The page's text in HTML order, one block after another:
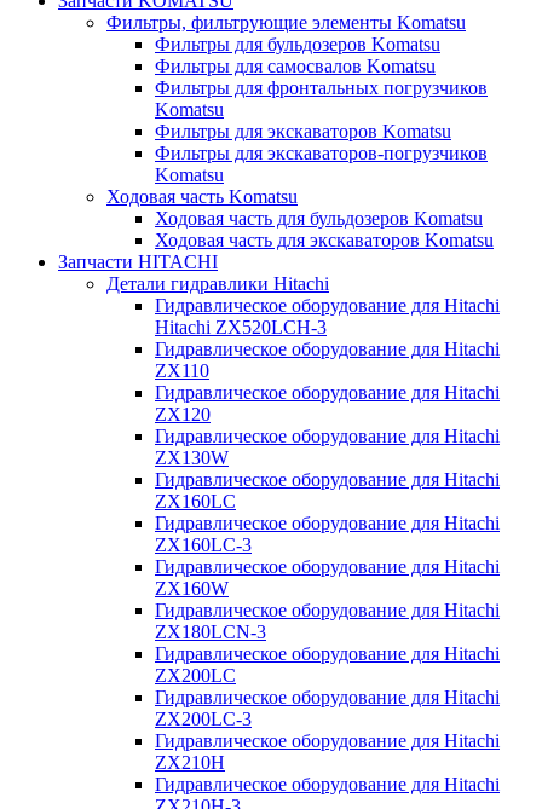
Фильтры, фильтрующие элементы Komatsu
Фильтры для бульдозеров Komatsu
Фильтры для самосвалов Komatsu
Фильтры для фронтальных погрузчиков
Komatsu
Фильтры для экскаваторов Komatsu
Фильтры для экскаваторов-погрузчиков
Komatsu
Ходовая часть Komatsu
Ходовая часть для бульдозеров Komatsu
Ходовая часть для экскаваторов Komatsu
Запчасти HITACHI
Детали гидравлики Hitachi
Гидравлическое оборудование для Hitachi
Hitachi ZX520LCH-3
Гидравлическое оборудование для Hitachi
ZX110
Гидравлическое оборудование для Hitachi
ZX120
Гидравлическое оборудование для Hitachi
ZX130W
Гидравлическое оборудование для Hitachi
ZX160LC
Гидравлическое оборудование для Hitachi
ZX160LC-3
Гидравлическое оборудование для Hitachi
ZX160W
Гидравлическое оборудование для Hitachi
ZX180LCN-3
Гидравлическое оборудование для Hitachi
ZX200LC
Гидравлическое оборудование для Hitachi
ZX200LC-3
Гидравлическое оборудование для Hitachi
ZX210H
Гидравлическое оборудование для Hitachi